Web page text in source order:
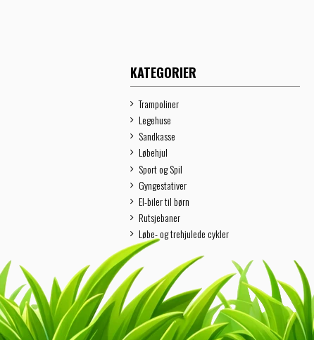
KATEGORIER
Trampoliner
Legehuse
Sandkasse
Løbehjul
Sport og Spil
Gyngestativer
El-biler til børn
Rutsjebaner
Løbe- og trehjulede cykler